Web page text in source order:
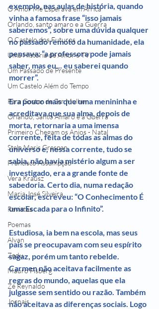
O Amor Me Esperava em África
Orlando, santo amaro e a Guerra
O Castelo dos Futuros
Uma História de Amor e TV
Um Passado de Presente
Um Castelo Além do Tempo
Para Gostar de Ser Mulher
Orlando, Santo Amaro e a Guerra
Primeiro Chegam os Anjos - Natal
Stela Maris Grespan
Francisco Assumpção
Vera Krausz
Maria José Silveira
Revistas
Poemas
Alvan
Zedu
Mauro Fisberg
Zé Reynaldo
Jornais
exemplo, nas aulas de história, quando
vinha a famosa frase “isso jamais
saberemos”, sobre uma dúvida qualquer
no passado remoto da humanidade, ela
pensava: “a professora pode jamais
saber, mas eu... eu saberei quando
morrer”.
Era pouco mais que uma menininha e
acreditava que sua alma, depois de
morta, retornaria a uma imensa
corrente, feita de todas as almas do
universo e, nessa corrente, tudo se
sabia, não havia mistério algum a ser
investigado, era a grande fonte de
sabedoria. Certo dia, numa redação
escolar, escreveu: “O Conhecimento É
uma Escada para o Infinito”.
Estudiosa, ia bem na escola, mas seus
pais se preocupavam com seu espírito
sagaz, porém um tanto rebelde.
Carmen não aceitava facilmente as
regras do mundo, aquelas que ela
julgasse sem sentido ou razão. Também
não aceitava as diferenças sociais. Logo